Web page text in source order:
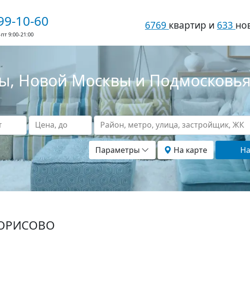
10-60
9:00-21:00
6769 квартир и 633
Новой Москвы и
Цена, до Район, метро, улица, застройщик, ЖК
Параметры На карте